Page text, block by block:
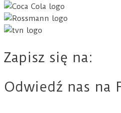
Zapisz się na:
Odwiedź nas na